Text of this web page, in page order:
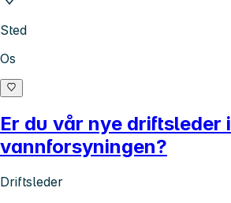
Sted
Os
Er du vår nye driftsleder i
vannforsyningen?
Driftsleder